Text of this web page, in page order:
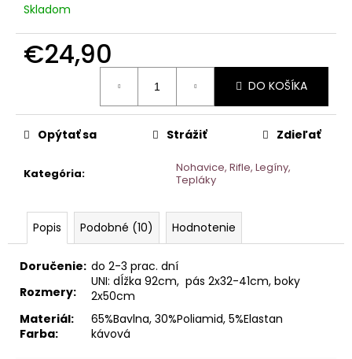
Skladom
€24,90
DO KOŠÍKA
Kategória:
Nohavice, Rifle, Legíny,
Tepláky
Opýtať sa Strážiť Zdieľať
Popis Podobné (10) Hodnotenie
Doručenie: do 2-3 prac. dní
Rozmery:
UNI: dĺžka 92cm, pás 2x32-41cm, boky
2x50cm
Materiál:
65%Bavlna, 30%Poliamid, 5%Elastan
Farba:
kávová